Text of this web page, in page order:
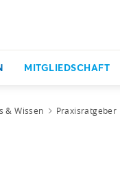
MITGLIEDSCHAFT
& Wissen Praxisratgeber